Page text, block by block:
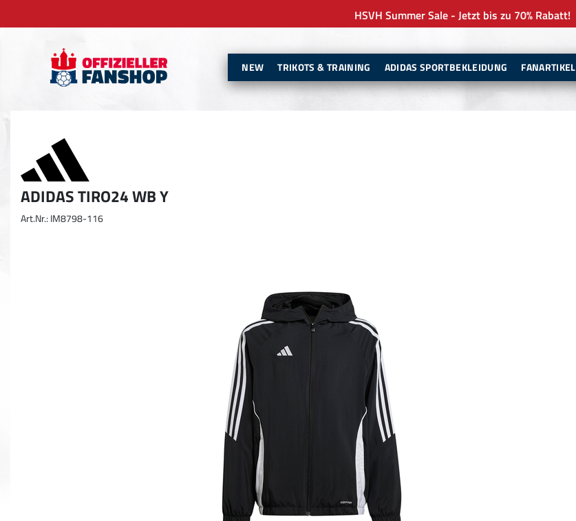
HSVH Summer Sale - Jetzt bis zu 70% Rabatt!
NEW TRIKOTS & TRAINING ADIDAS SPORTBEKLEIDUNG FANARTIKEL
ADIDAS TIRO24 WB Y
Art.Nr.: IM8798-116